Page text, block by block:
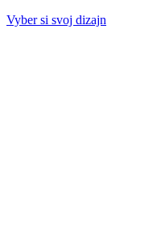
Vyber si svoj dizajn